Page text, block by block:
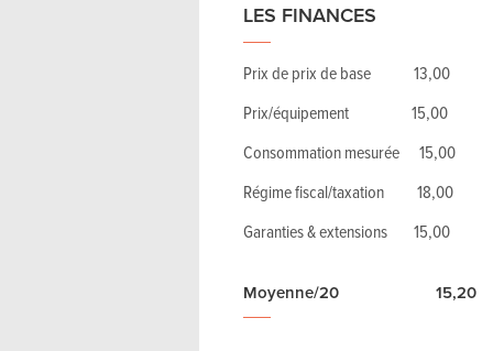
LES FINANCES
Prix de prix de base 13,00
Prix/équipement 15,00
Consommation mesurée 15,00
Régime fiscal/taxation 18,00
Garanties & extensions 15,00
Moyenne/20 15,20